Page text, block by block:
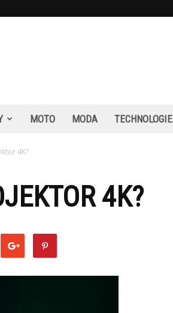
MOTO MODA TECHNOLOGIE
4K?
4K?